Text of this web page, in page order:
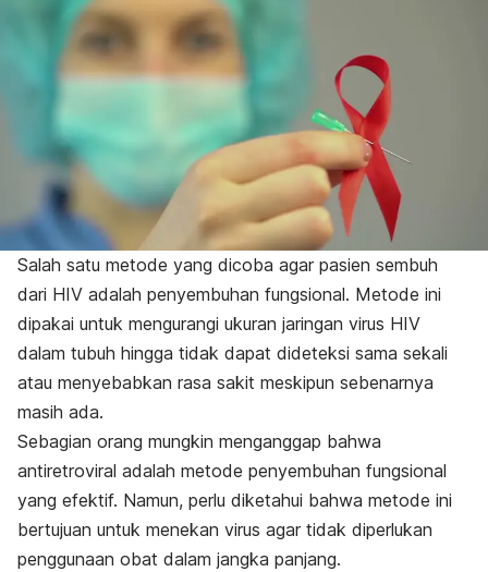
Salah satu metode yang dicoba agar pasien sembuh
dari HIV adalah penyembuhan fungsional. Metode ini
dipakai untuk mengurangi ukuran jaringan virus HIV
dalam tubuh hingga tidak dapat dideteksi sama sekali
atau menyebabkan rasa sakit meskipun sebenarnya
masih ada.
Sebagian orang mungkin menganggap bahwa
antiretroviral adalah metode penyembuhan fungsional
yang efektif. Namun, perlu diketahui bahwa metode ini
bertujuan untuk menekan virus agar tidak diperlukan
penggunaan obat dalam jangka panjang.